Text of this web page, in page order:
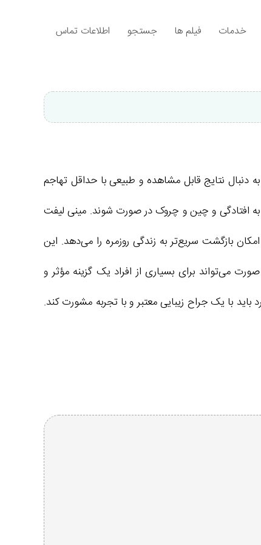
خدمات فیلم ها جستجو اطلاعات تماس
نتایج قابل مشاهده و طبیعی با حداقل تهاجم
به افتادگی و چین و چروک در صورت شوند. مینی لیفت
بازگشت سریع‌تر به زندگی روزمره را می‌دهد. این
می‌تواند برای بسیاری از افراد یک گزینه مؤثر و
با یک جراح زیبایی معتبر و با تجربه مشورت کند.